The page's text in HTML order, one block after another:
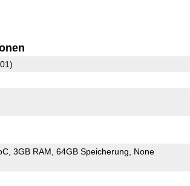
3GB RAM 64GB Speicherung None